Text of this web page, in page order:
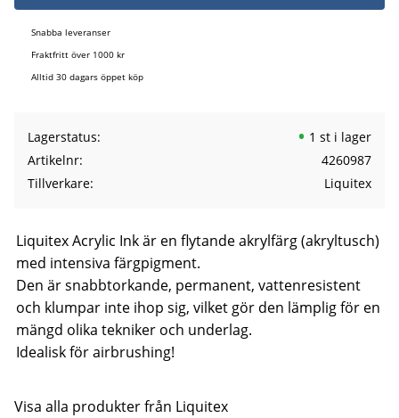
Snabba leveranser
Fraktfritt över 1000 kr
Alltid 30 dagars öppet köp
Lagerstatus
1 st i lager
Artikelnr
4260987
Tillverkare
Liquitex
Liquitex Acrylic Ink är en flytande akrylfärg (akryltusch)
med intensiva färgpigment.
Den är snabbtorkande, permanent, vattenresistent
och klumpar inte ihop sig, vilket gör den lämplig för en
mängd olika tekniker och underlag.
Idealisk för airbrushing!
Visa alla produkter från Liquitex